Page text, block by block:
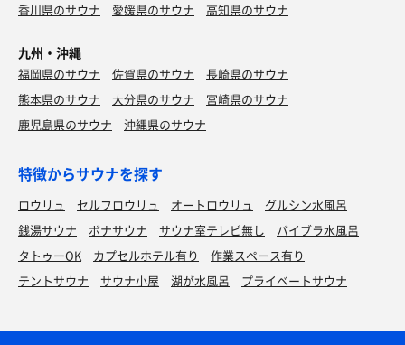
香川県のサウナ
愛媛県のサウナ 高知県のサウナ
九州・沖縄
福岡県のサウナ 佐賀県のサウナ
長崎県のサウナ
熊本県のサウナ
大分県のサウナ
宮崎県のサウナ
鹿児島県のサウナ
沖縄県のサウナ
特徴からサウナを探す
ロウリュ セルフロウリュ オートロウリュ
グルシン水風呂
銭湯サウナ
ボナサウナ サウナ室テレビ無し
バイブラ水風呂
タトゥーOK
カプセルホテル有り
作業スペース有り
テントサウナ
サウナ小屋 湖が水風呂 プライベートサウナ